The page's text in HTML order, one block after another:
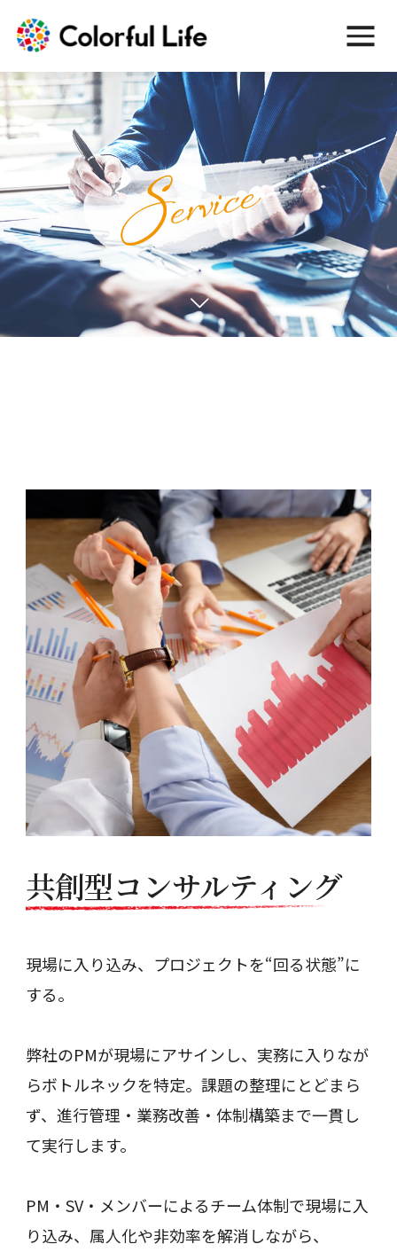
共創型コンサルティング
現場に入り込み、プロジェクトを“回る状態”に
する。
弊社のPMが現場にアサインし、実務に入りなが
らボトルネックを特定。課題の整理にとどまら
ず、進行管理・業務改善・体制構築まで一貫し
て実行します。
PM・SV・メンバーによるチーム体制で現場に入
り込み、属人化や非効率を解消しながら、